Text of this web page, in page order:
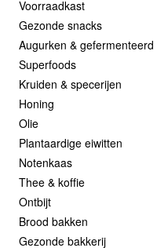
Voorraadkast
Gezonde snacks
Augurken & gefermenteerd
Superfoods
Kruiden & specerijen
Honing
Olie
Plantaardige eiwitten
Notenkaas
Thee & koffie
Ontbijt
Brood bakken
Gezonde bakkerij